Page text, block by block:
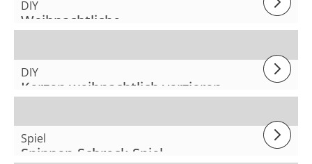
DIY
Weihnachtliche
DIY
Kerzen weihnachtlich verzieren
Spiel
Spinnen-Schreck-Spiel